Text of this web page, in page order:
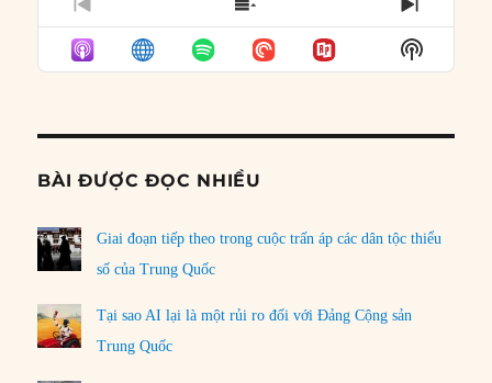
PREVIOUS
EPISODE
SHOW
EPISODES
LIST
NEXT
Show
Podcast
BÀI ĐƯỢC ĐỌC NHIỀU
Giai đoạn tiếp theo trong cuộc trấn áp các dân tộc thiểu
số của Trung Quốc
Tại sao AI lại là một rủi ro đối với Đảng Cộng sản
Trung Quốc